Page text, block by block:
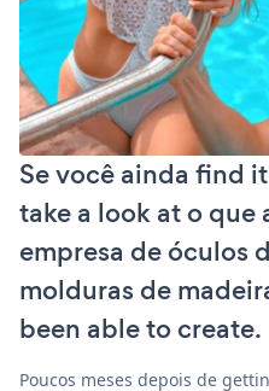
Se você ainda find
take a look at o que
empresa de óculos
molduras de
been able to create.
Poucos meses depois de